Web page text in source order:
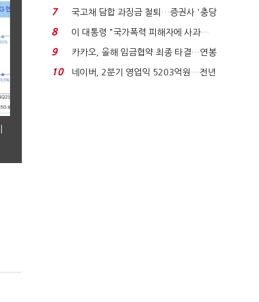
빈 매대 채우며 문 연 ...
7
국고채 담합 과징금 철퇴…증권사 '충당
금 폭탄' 우려...
8
이 대통령 "국가폭력 피해자에 사과…
적극적 조사로 진...
9
카카오, 올해 임금협약 최종 타결…연봉
6.3% 인상·격려...
10
네이버, 2분기 영업익 5203억원…전년